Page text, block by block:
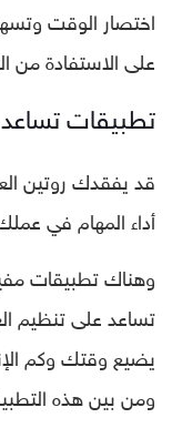
اختصار الوقت
على الاستفادة من
تطبيقات
قد يفقدك روتين
أداء المهام في
وهناك تطبيقات
تساعد على تنظيم
يضيع وقتك وكم
ومن بين هذه